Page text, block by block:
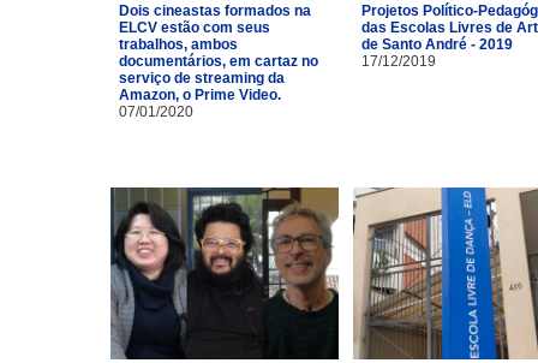
Dois cineastas formados na
ELCV estão com seus
trabalhos, ambos
documentários, em cartaz no
serviço de streaming da
Amazon, o Prime Video.
07/01/2020
Projetos Político-
das Escolas Livres de
de Santo André - 2019
17/12/2019